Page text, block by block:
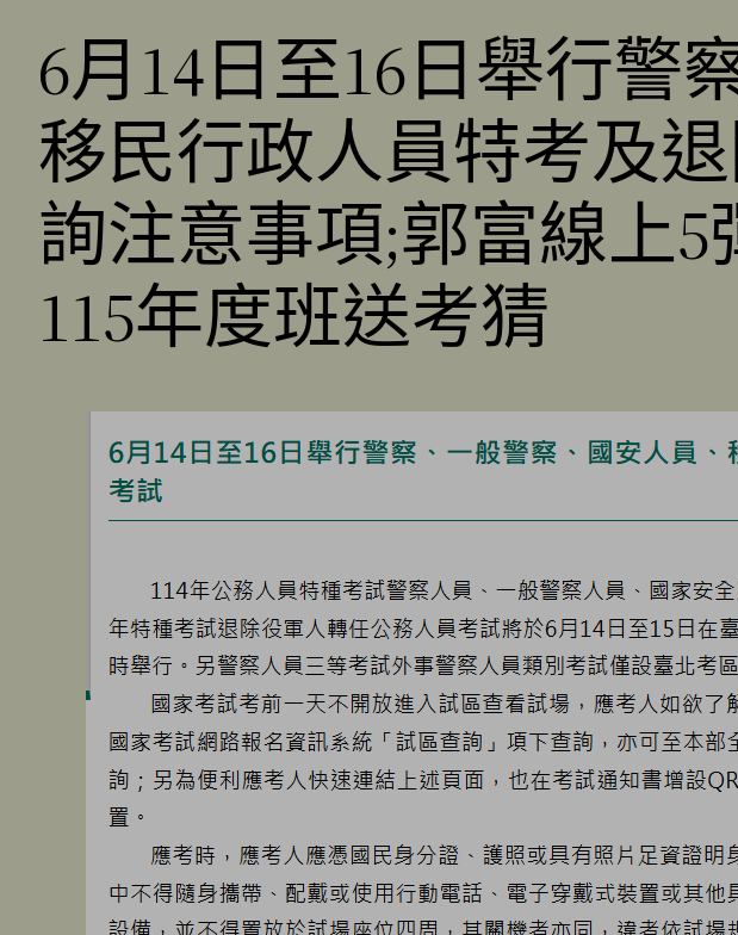
6月14日至16日舉行警
移民行政人員特考及
詢注意事項;郭富線上
115年度班送考猜